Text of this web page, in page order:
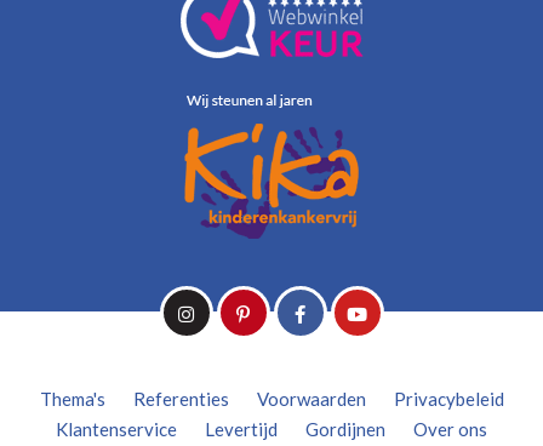
Thema's Referenties Voorwaarden
Privacybeleid
Klantenservice
Levertijd Gordijnen Over ons